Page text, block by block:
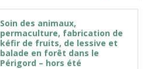
Soin des animaux,
permaculture, fabrication de
kéfir de fruits, de lessive et
balade en forêt dans le
Périgord – hors été